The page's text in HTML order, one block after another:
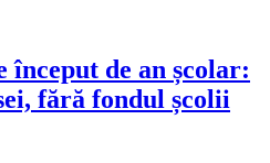
început de an școlar:
fără fondul școlii